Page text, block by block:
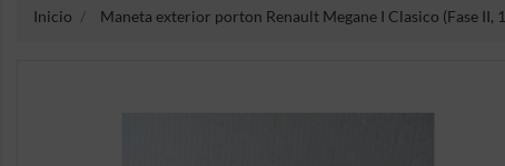
Inicio Maneta exterior porton Renault Megane I Clasico (Fase II,